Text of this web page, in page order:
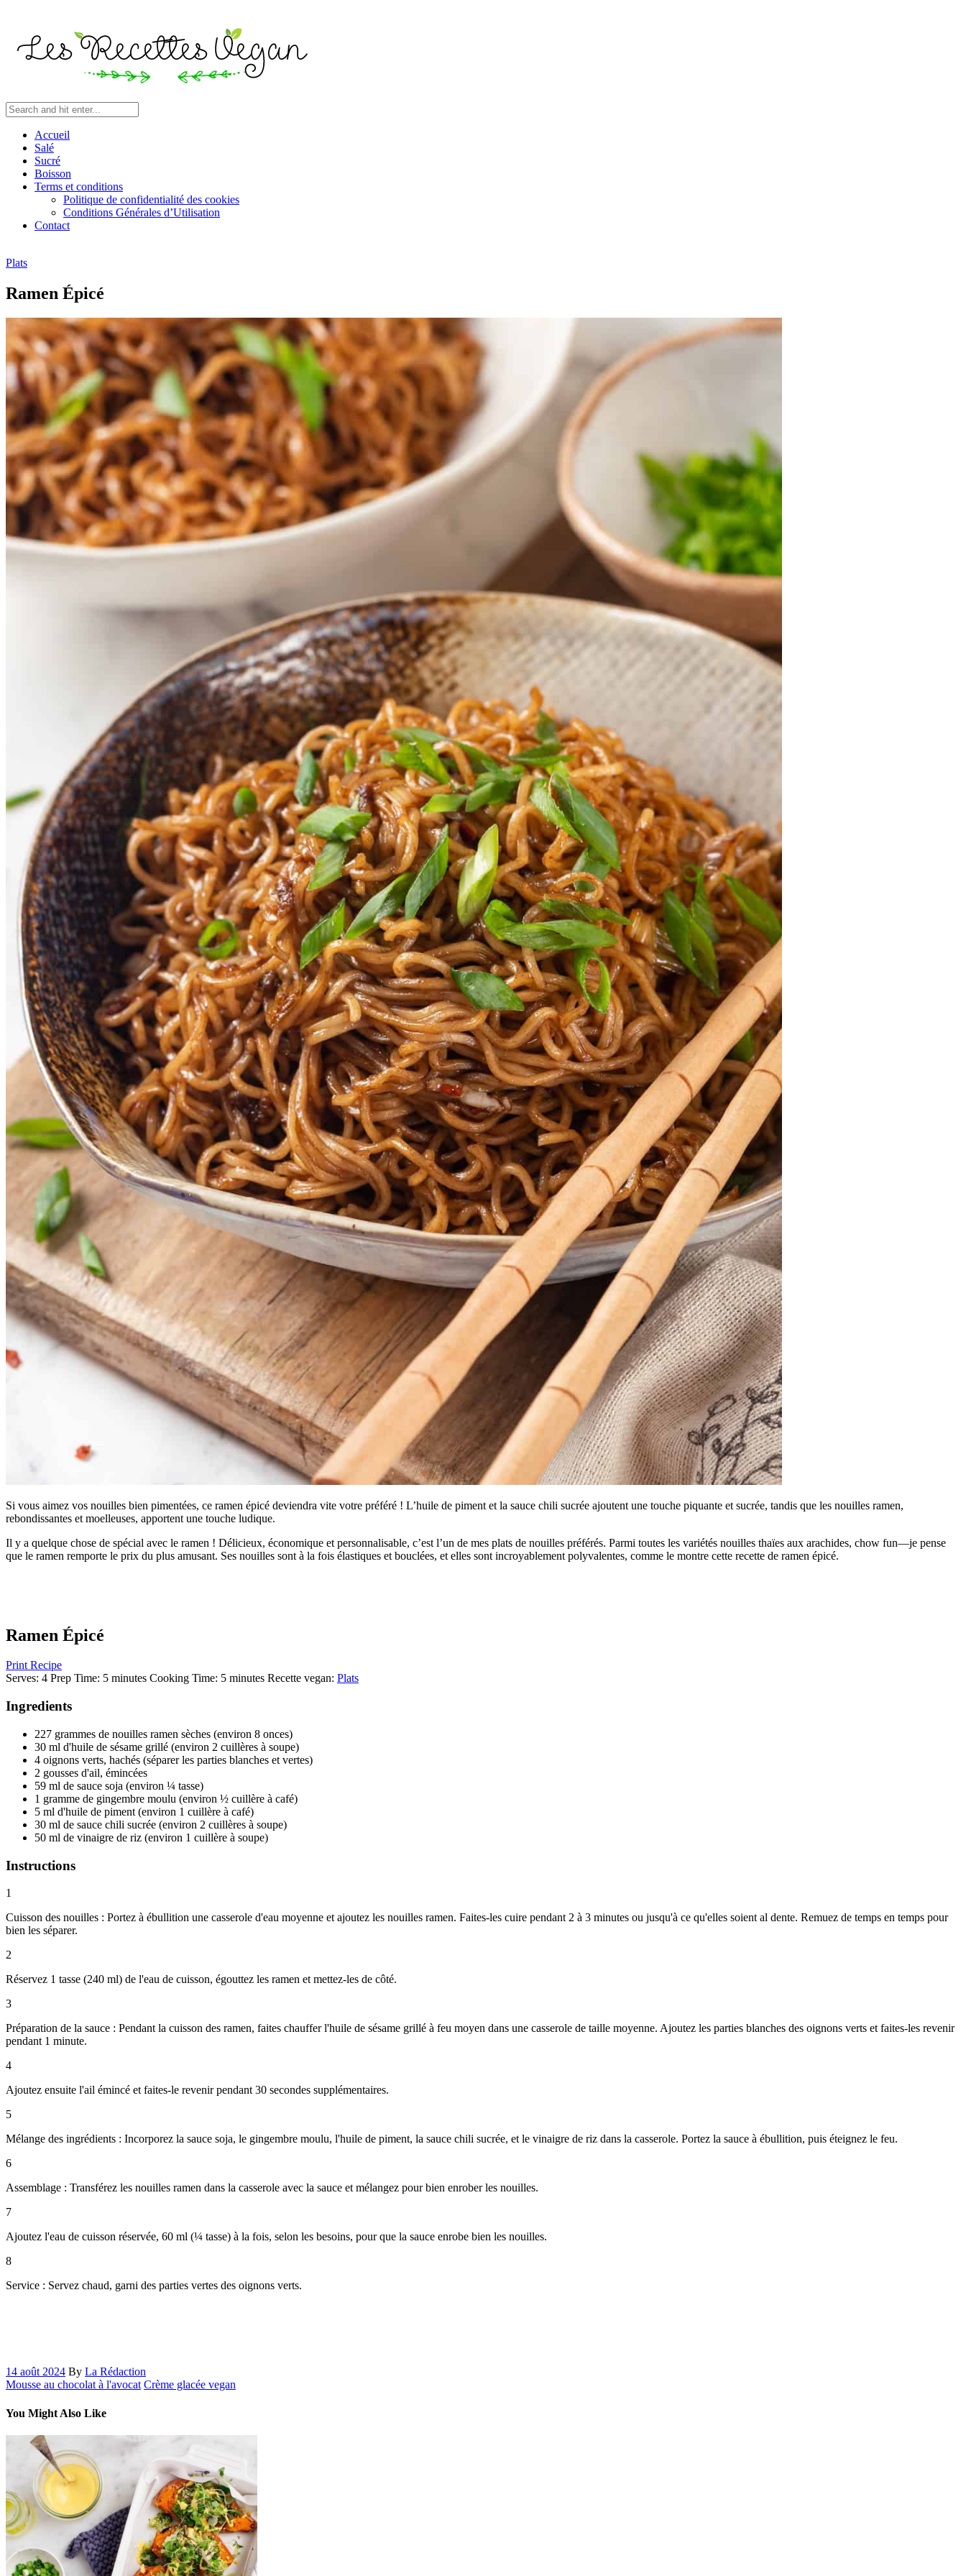
Accueil
Salé
Sucré
Boisson
Terms et conditions
Politique de confidentialité des cookies
Conditions Générales d’Utilisation
Contact
Plats
Ramen Épicé
Si vous aimez vos nouilles bien pimentées, ce ramen épicé deviendra vite votre préféré ! L’huile de piment et la sauce chili sucrée ajoutent une touche piquante et sucrée, tandis que les nouilles ramen,
rebondissantes et moelleuses, apportent une touche ludique.
Il y a quelque chose de spécial avec le ramen ! Délicieux, économique et personnalisable, c’est l’un de mes plats de nouilles préférés. Parmi toutes les variétés nouilles thaïes aux arachides, chow fun—je pense
que le ramen remporte le prix du plus amusant. Ses nouilles sont à la fois élastiques et bouclées, et elles sont incroyablement polyvalentes, comme le montre cette recette de ramen épicé.
Ramen Épicé
Print Recipe
Serves: 4 Prep Time: 5 minutes Cooking Time: 5 minutes Recette vegan: Plats
Ingredients
227 grammes de nouilles ramen sèches (environ 8 onces)
30 ml d'huile de sésame grillé (environ 2 cuillères à soupe)
4 oignons verts, hachés (séparer les parties blanches et vertes)
2 gousses d'ail, émincées
59 ml de sauce soja (environ ¼ tasse)
1 gramme de gingembre moulu (environ ½ cuillère à café)
5 ml d'huile de piment (environ 1 cuillère à café)
30 ml de sauce chili sucrée (environ 2 cuillères à soupe)
50 ml de vinaigre de riz (environ 1 cuillère à soupe)
Instructions
1
Cuisson des nouilles : Portez à ébullition une casserole d'eau moyenne et ajoutez les nouilles ramen. Faites-les cuire pendant 2 à 3 minutes ou jusqu'à ce qu'elles soient al dente. Remuez de temps en temps pour
bien les séparer.
2
Réservez 1 tasse (240 ml) de l'eau de cuisson, égouttez les ramen et mettez-les de côté.
3
Préparation de la sauce : Pendant la cuisson des ramen, faites chauffer l'huile de sésame grillé à feu moyen dans une casserole de taille moyenne. Ajoutez les parties blanches des oignons verts et faites-les revenir
pendant 1 minute.
4
Ajoutez ensuite l'ail émincé et faites-le revenir pendant 30 secondes supplémentaires.
5
Mélange des ingrédients : Incorporez la sauce soja, le gingembre moulu, l'huile de piment, la sauce chili sucrée, et le vinaigre de riz dans la casserole. Portez la sauce à ébullition, puis éteignez le feu.
6
Assemblage : Transférez les nouilles ramen dans la casserole avec la sauce et mélangez pour bien enrober les nouilles.
7
Ajoutez l'eau de cuisson réservée, 60 ml (¼ tasse) à la fois, selon les besoins, pour que la sauce enrobe bien les nouilles.
8
Service : Servez chaud, garni des parties vertes des oignons verts.
14 août 2024 By La Rédaction
Mousse au chocolat à l'avocat Crème glacée vegan
You Might Also Like